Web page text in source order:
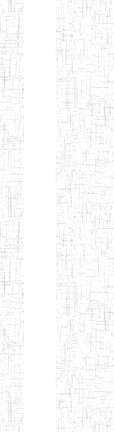
Afficher
13
GTTC
GTTC